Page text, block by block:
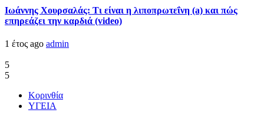
Ιωάννης Χουρσαλάς: Τι είναι η λιποπρωτεΐνη (a) και πώς
επηρεάζει την καρδιά (video)
1 έτος ago admin
5
5
Κορινθία
ΥΓΕΙΑ